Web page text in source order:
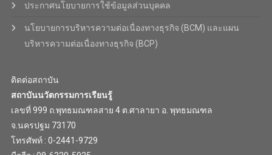
ประกาศนโยบายการใช้ข้อมูลส่วนบุคคล
นโยบายการบริหารความต่อเนื่องทางธุรกิจ (BCM) และแผน
บริหารความต่อเนื่องทางธุรกิจ (BCP)
ติดต่อสถาบัน
สถาบันนวัตกรรมการเรียนรู้
เลขที่ 999 ถ.พุทธมณฑลสาย 4 ต.ศาลายา อ. พุทธมณฑล
จ.นครปฐม 73170
โทรศัพท์ : 0-2441-9729